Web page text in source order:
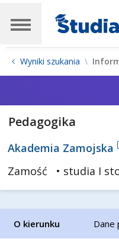
Wyniki szukania
Pedagogika
Akademia Zamojska
Zamość
• studia I
O kierunku Dane